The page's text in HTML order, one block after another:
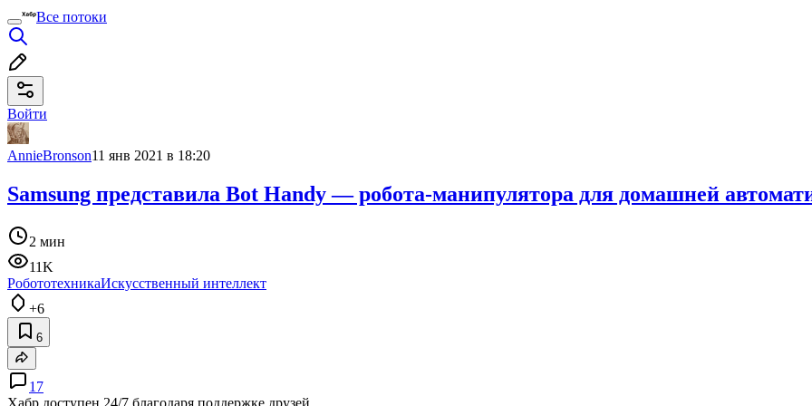
Все потоки
Войти
AnnieBronson11 янв 2021 в 18:20
Samsung представила Bot Handy — робота-манипулятора для домашней
2 мин
11K
РобототехникаИскусственный интеллект
+6
6
17
Хабр доступен 24/7 благодаря поддержке друзей